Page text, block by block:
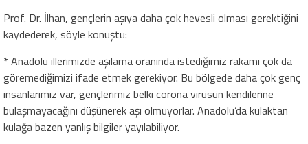
Prof. Dr. İlhan, gençlerin aşıya daha çok hevesli olması gerektiğini
kaydederek, söyle konuştu:
* Anadolu illerimizde aşılama oranında istediğimiz rakamı çok da
göremediğimizi ifade etmek gerekiyor. Bu bölgede daha çok genç
insanlarımız var, gençlerimiz belki corona virüsün kendilerine
bulaşmayacağını düşünerek aşı olmuyorlar. Anadolu’da kulaktan
kulağa bazen yanlış bilgiler yayılabiliyor.